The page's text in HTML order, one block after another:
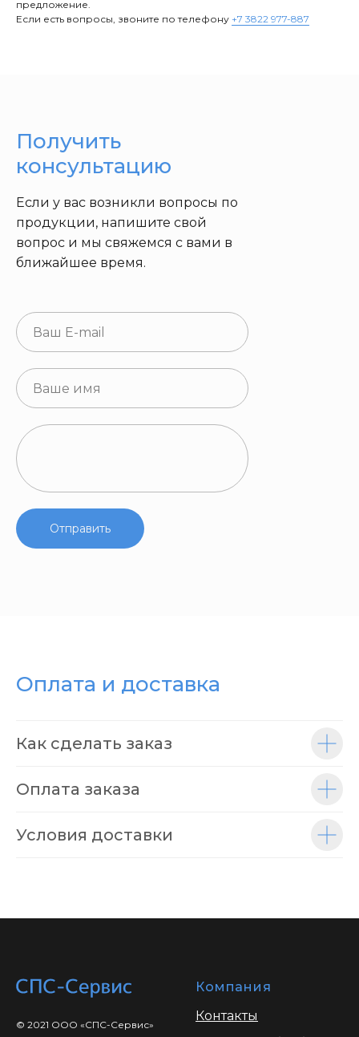
предложение.
Если есть вопросы, звоните по телефону +7 3822 977-887
Отправить
Если у вас возникли вопросы по
продукции, напишите свой
вопрос и мы свяжемся с вами в
ближайшее время.
Получить
консультацию
Оплата и доставка
Как сделать заказ
Оплата заказа
Условия доставки
© 2021 ООО «СПС-Сервис»
Компания
Контакты